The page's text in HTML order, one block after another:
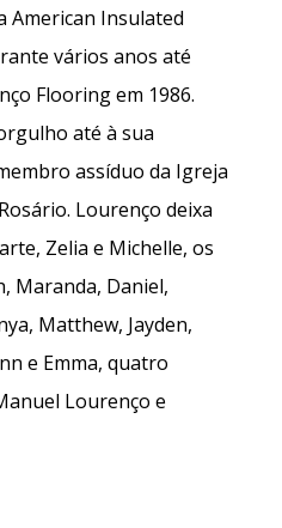
American Insulated
vários anos até
Flooring em 1986.
até à sua
assíduo da Igreja
Lourenço deixa
Zelia e Michelle, os
Maranda, Daniel,
Matthew, Jayden,
e Emma, quatro
Lourenço e